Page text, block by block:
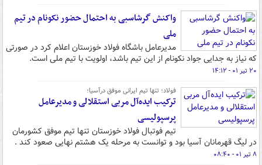
واکنش گرشاسبی به احتمال حضور نکونام در تیم
ملی
مدیرعامل باشگاه فولاد خوزستان اعلام کرد در صورتی
که نیاز به جدایی جواد نکونام از این تیم باشد، اولویت با تیم ملی است.
۲۰ تیر ۰۱ - ۱۴:۱۲
فولاد؛ تنها تیم ایرانی موفق درآسیا؛
ترکیب ایده‌آل مربی استقلالی و مدیرعامل
پرسپولیسی
تیم فوتبال فولاد خوزستان تنها تیم موفق کشورمان
در لیگ قهرمانان آسیا بود و توانست به مرحله یک هشتم نهایی صعود کند .
۸ تیر ۰۱ - ۰۸:۴۰